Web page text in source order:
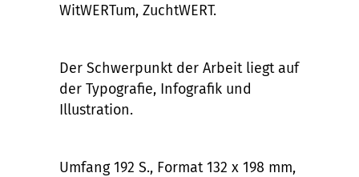
WitWERTum, ZuchtWERT.
Der Schwerpunkt der Arbeit liegt auf
der Typografie, Infografik und
Illustration.
Umfang 192 S., Format 132 x 198 mm,